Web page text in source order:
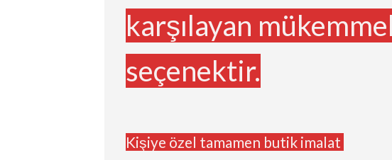
karşılayan
seçenektir.
Kişiye özel tamamen butik imalat